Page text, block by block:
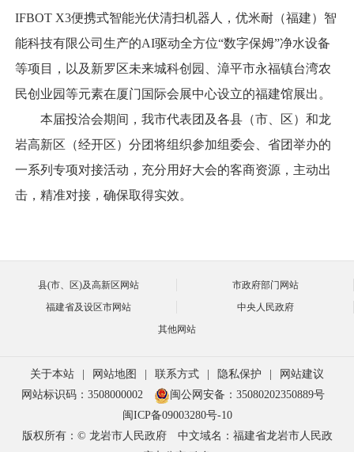
IFBOT X3便携式智能光伏清扫机器人，优米耐（福建）智
能科技有限公司生产的AI驱动全方位“数字保姆”净水设备
等项目，以及新罗区未来城科创园、漳平市永福镇台湾农
民创业园等元素在厦门国际会展中心设立的福建馆展出。
本届投洽会期间，我市代表团及各县（市、区）和龙
岩高新区（经开区）分团将组织参加组委会、省团举办的
一系列专项对接活动，充分用好大会的客商资源，主动出
击，精准对接，确保取得实效。
县(市、区)及高新区网站
市政府部门网站
福建省及设区市网站
中央人民政府
其他网站
关于本站 网站地图 联系方式 隐私保护
网站建议
网站标识码：3508000002
闽公网安备：35080202350889号
闽ICP备09003280号-10
版权所有：© 龙岩市人民政府
中文域名：福建省龙岩市人民政